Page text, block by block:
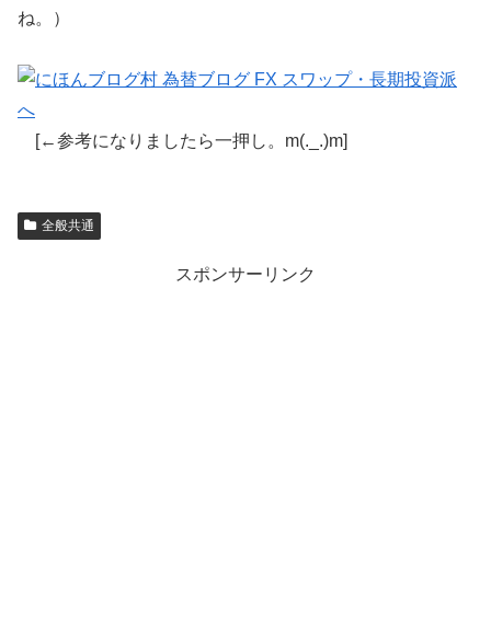
ね。）
[←参考になりましたら一押し。m(._.)m]
全般共通
スポンサーリンク